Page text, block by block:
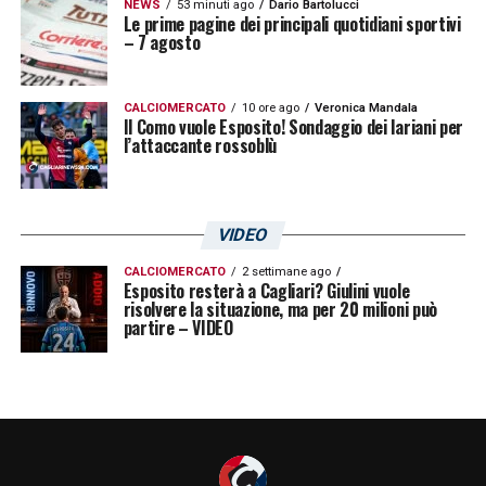
anticipo»
FRIULANI IN CAMPO –
regalare nulla. Lo ha dimostrato nella gara
col Bologna. Ha tenuto testa, ha pareggiato,
ma c’erano anche i presupposti per qualcosa
che ha fatto meglio in trasferta»
IL FATTORE MOTIVAZIONI –«Conoscendo
Nicola, nessun giocatore del Cagliari
prenderà la gara sottogamba. Poi è chiaro
motivazione alla fine potrebbe risultare
determinante. Se tutto va bene la salvezza
NEWS 53 minuti ago Dario Bartolucci
Le prime pagine dei principali quotidiani sportivi
– 7 agosto
CALCIOMERCATO 10 ore ago Veronica Mandala
Il Como vuole Esposito! Sondaggio dei lariani per
l’attaccante rossoblù
VIDEO
CALCIOMERCATO 2 settimane ago
Esposito resterà a Cagliari? Giulini vuole
risolvere la situazione, ma per 20 milioni può
partire – VIDEO